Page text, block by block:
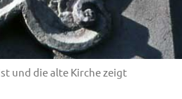
und die alte Kirche zeigt